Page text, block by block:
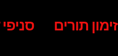
זימון תורים